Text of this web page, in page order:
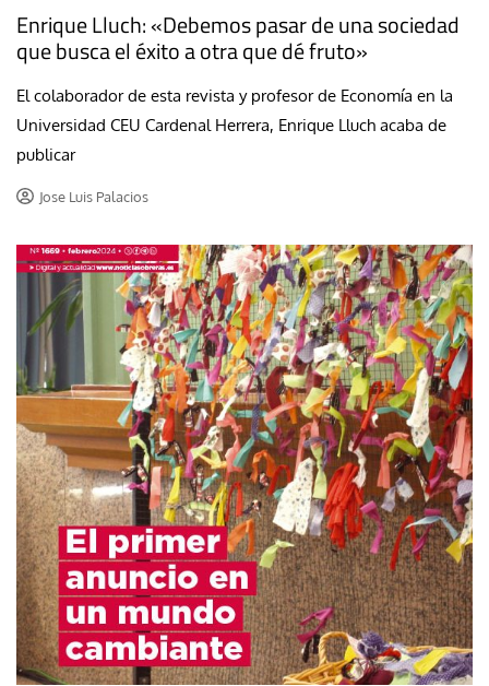
Enrique Lluch: «Debemos pasar de una sociedad
que busca el éxito a otra que dé fruto»
El colaborador de esta revista y profesor de Economía en la
Universidad CEU Cardenal Herrera, Enrique Lluch acaba de
publicar
Jose Luis Palacios